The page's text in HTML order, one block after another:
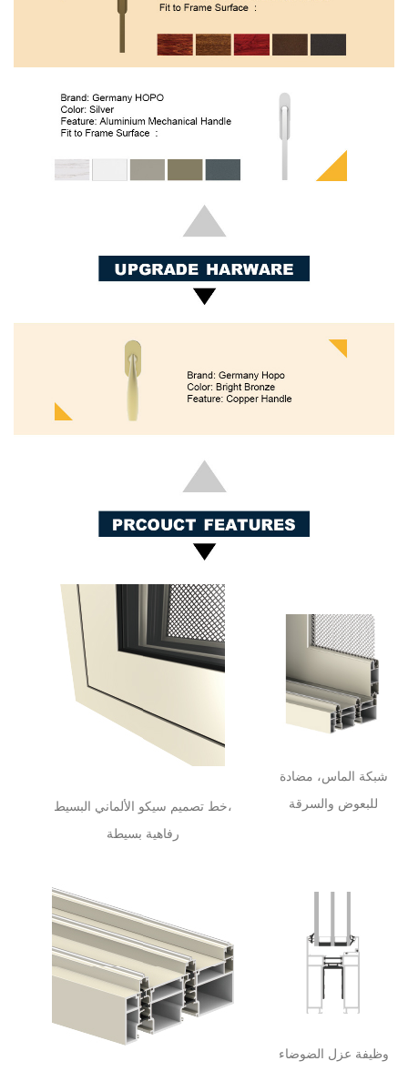
خط تصميم سيكو الألماني البسيط،
رفاهية بسيطة
شبكة الماس، مضادة
للبعوض والسرقة
وظيفة عزل الضوضاء